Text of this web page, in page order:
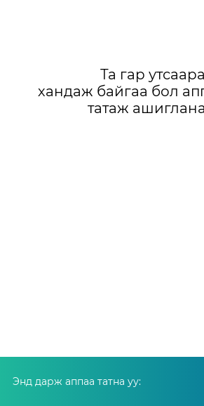
Та гар
хандаж байгаа бол
татаж
Энд дарж аппаа татна уу: